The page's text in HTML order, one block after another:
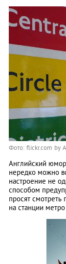
Фото: flickr.com by
Английский
нередко можно
настроение не
способом
просят смотреть
на станции